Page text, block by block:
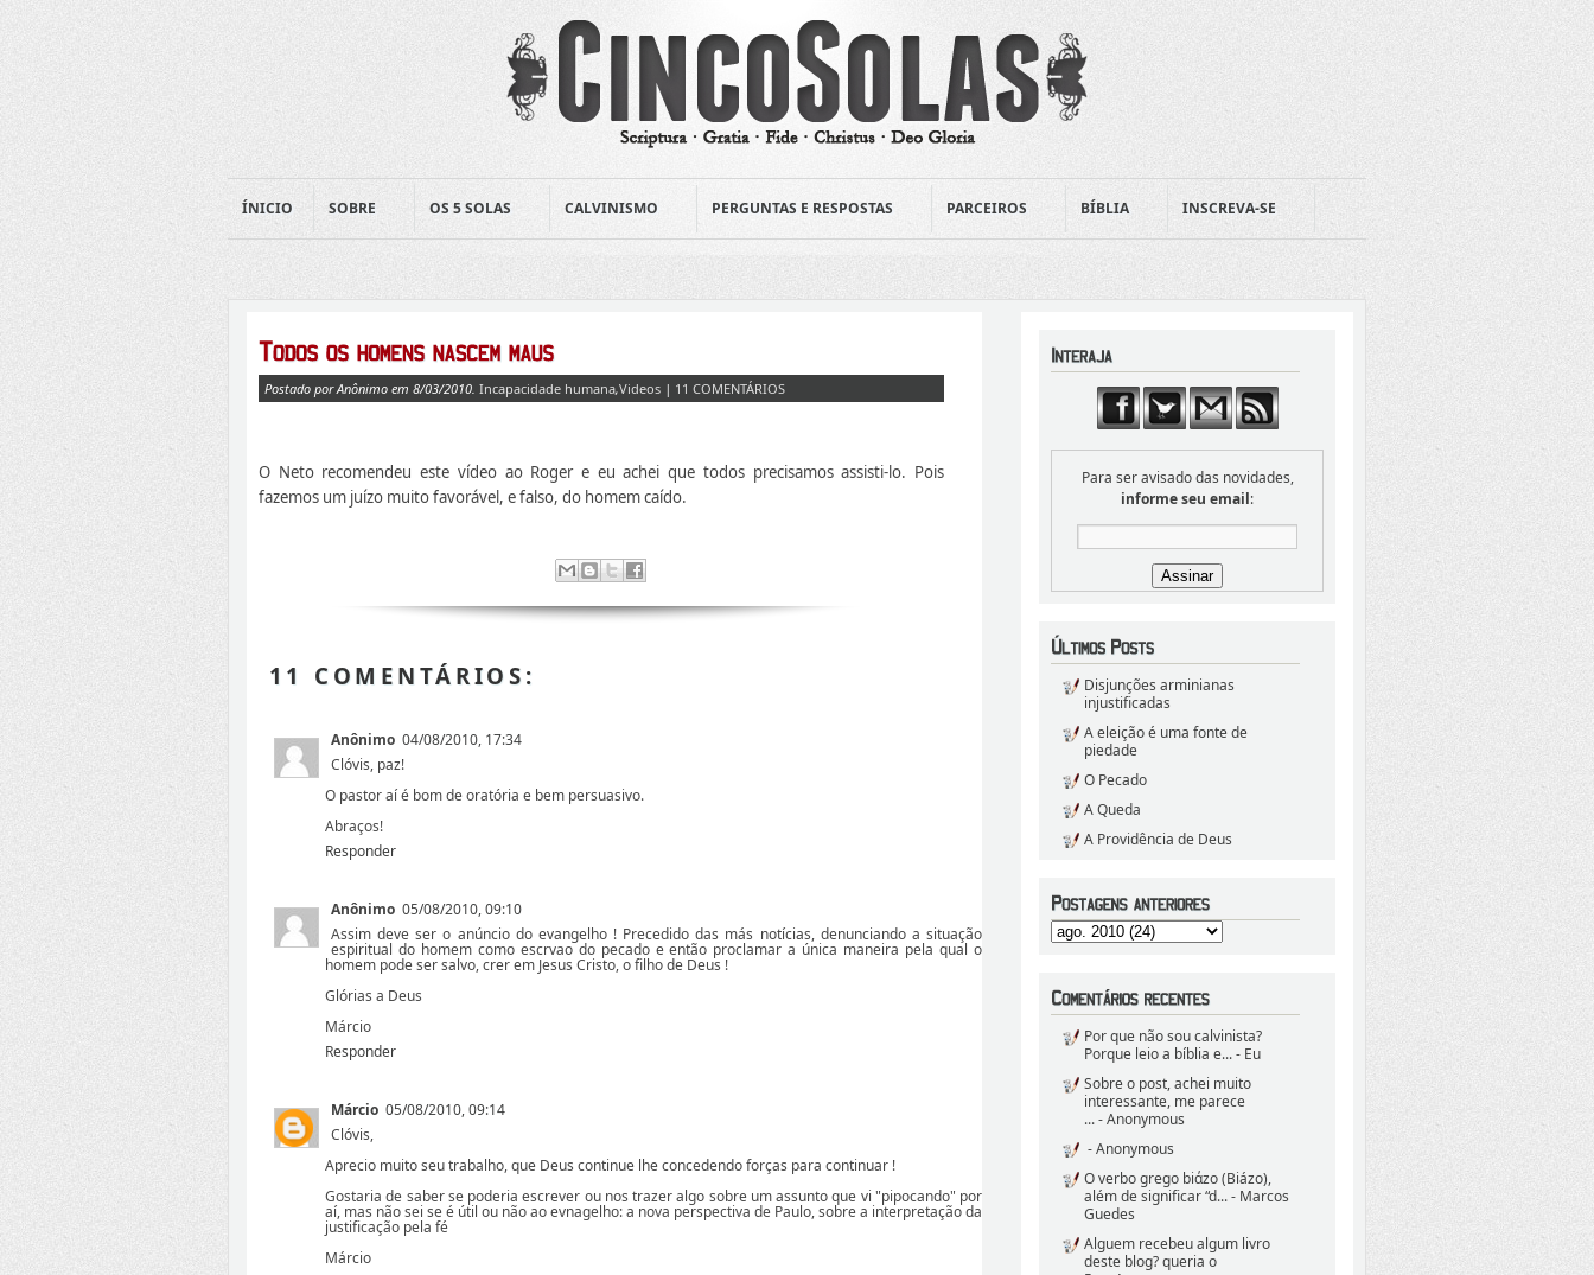
ÍNICIO SOBRE OS 5 SOLAS CALVINISMO PERGUNTAS E RESPOSTAS PARCEIROS BÍBLIA INSCREVA-SE
Para ser avisado das novidades,
informe seu email:
Disjunções arminianas
injustificadas
A eleição é uma fonte de
piedade
O Pecado
A Queda
A Providência de Deus
Por que não sou calvinista?
Porque leio a bíblia e...- Eu
Sobre o post, achei muito
interessante, me parece
...- Anonymous
- Anonymous
O verbo grego biάzo (Biázo),
além de significar “d...- Marcos
Guedes
Alguem recebeu algum livro
deste blog? queria o
Postado por Anônimo em 8/03/2010. Incapacidade humana,Videos | 11 COMENTÁRIOS
O Neto recomendeu este vídeo ao Roger e eu achei que todos precisamos assisti-lo. Pois
fazemos um juízo muito favorável, e falso, do homem caído.
11 COMENTÁRIOS:
Anônimo 04/08/2010, 17:34
Clóvis, paz!
O pastor aí é bom de oratória e bem persuasivo.
Abraços!
Responder
Anônimo 05/08/2010, 09:10
Assim deve ser o anúncio do evangelho ! Precedido das más notícias, denunciando a situação
espiritual do homem como escrvao do pecado e então proclamar a única maneira pela qual o
homem pode ser salvo, crer em Jesus Cristo, o filho de Deus !
Glórias a Deus
Márcio
Responder
Márcio 05/08/2010, 09:14
Clóvis,
Aprecio muito seu trabalho, que Deus continue lhe concedendo forças para continuar !
Gostaria de saber se poderia escrever ou nos trazer algo sobre um assunto que vi "pipocando" por
aí, mas não sei se é útil ou não ao evnagelho: a nova perspectiva de Paulo, sobre a interpretação da
justificação pela fé
Márcio